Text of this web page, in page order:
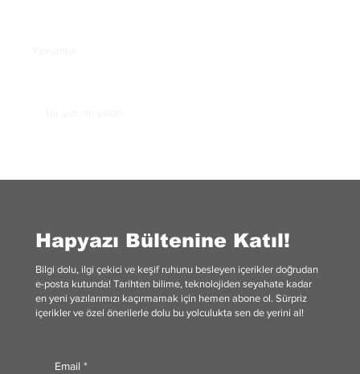
Hapyazı Bültenine Katıl!
Email *
Bilgi dolu, ilgi çekici ve keşif ruhunu besleyen içerikler doğrudan
e-posta kutunda! Tarihten bilime, teknolojiden seyahate kadar
en yeni yazılarımızı kaçırmamak için hemen abone ol. Sürpriz
içerikler ve özel önerilerle dolu bu yolculukta sen de yerini al!